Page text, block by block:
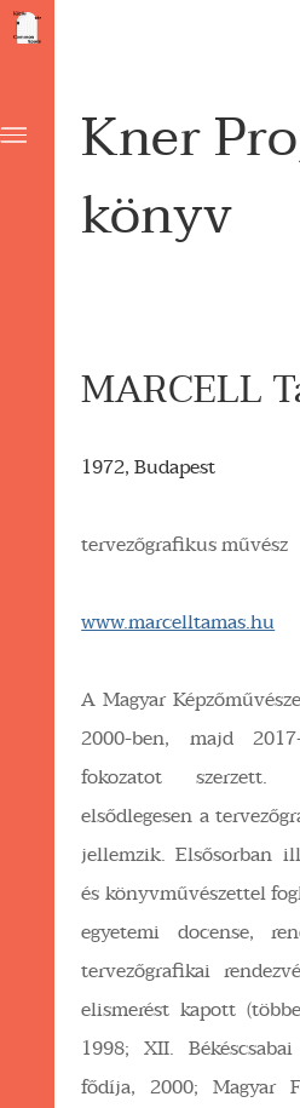
Kner
könyv
MARCELL
1972, Budapest
tervezőgrafikus művész
www.marcelltamas.hu
A Magyar
2000-ben, majd
fokozatot szerzett.
elsődlegesen a
jellemzik. Elsősorban
és könyvművészettel
egyetemi docense,
tervezőgrafikai
elismerést kapott
1998; XII.
fődíja, 2000; Magyar